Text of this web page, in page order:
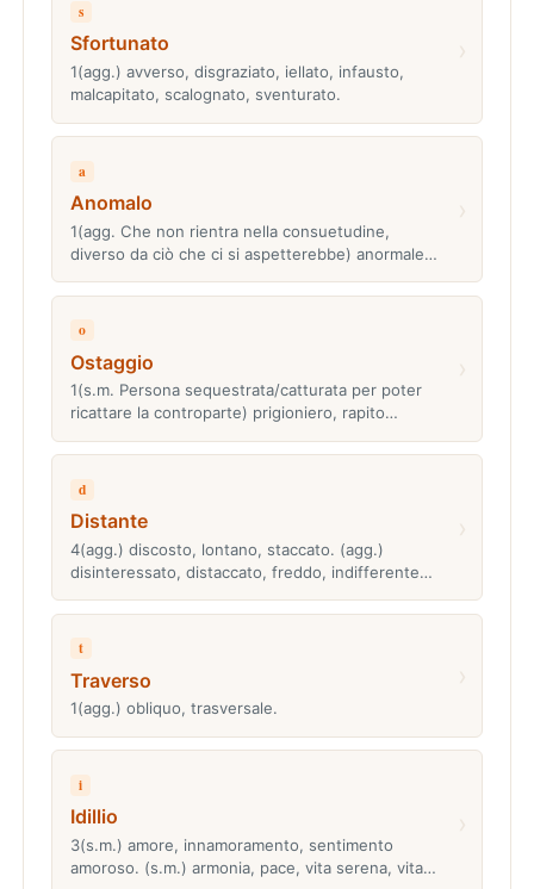
s
Sfortunato
1(agg.) avverso, disgraziato, iellato, infausto,
malcapitato, scalognato, sventurato.
a
Anomalo
1(agg. Che non rientra nella consuetudine,
diverso da ciò che ci si aspetterebbe) anormale…
o
Ostaggio
1(s.m. Persona sequestrata/catturata per poter
ricattare la controparte) prigioniero, rapito…
d
Distante
4(agg.) discosto, lontano, staccato. (agg.)
disinteressato, distaccato, freddo, indifferente…
t
Traverso
1(agg.) obliquo, trasversale.
i
Idillio
3(s.m.) amore, innamoramento, sentimento
amoroso. (s.m.) armonia, pace, vita serena, vita…